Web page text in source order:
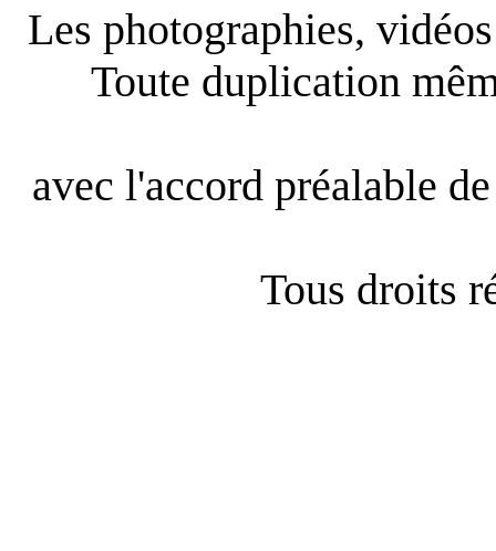
Les photographies,
Toute duplication
avec l'accord préalable
Tous droits